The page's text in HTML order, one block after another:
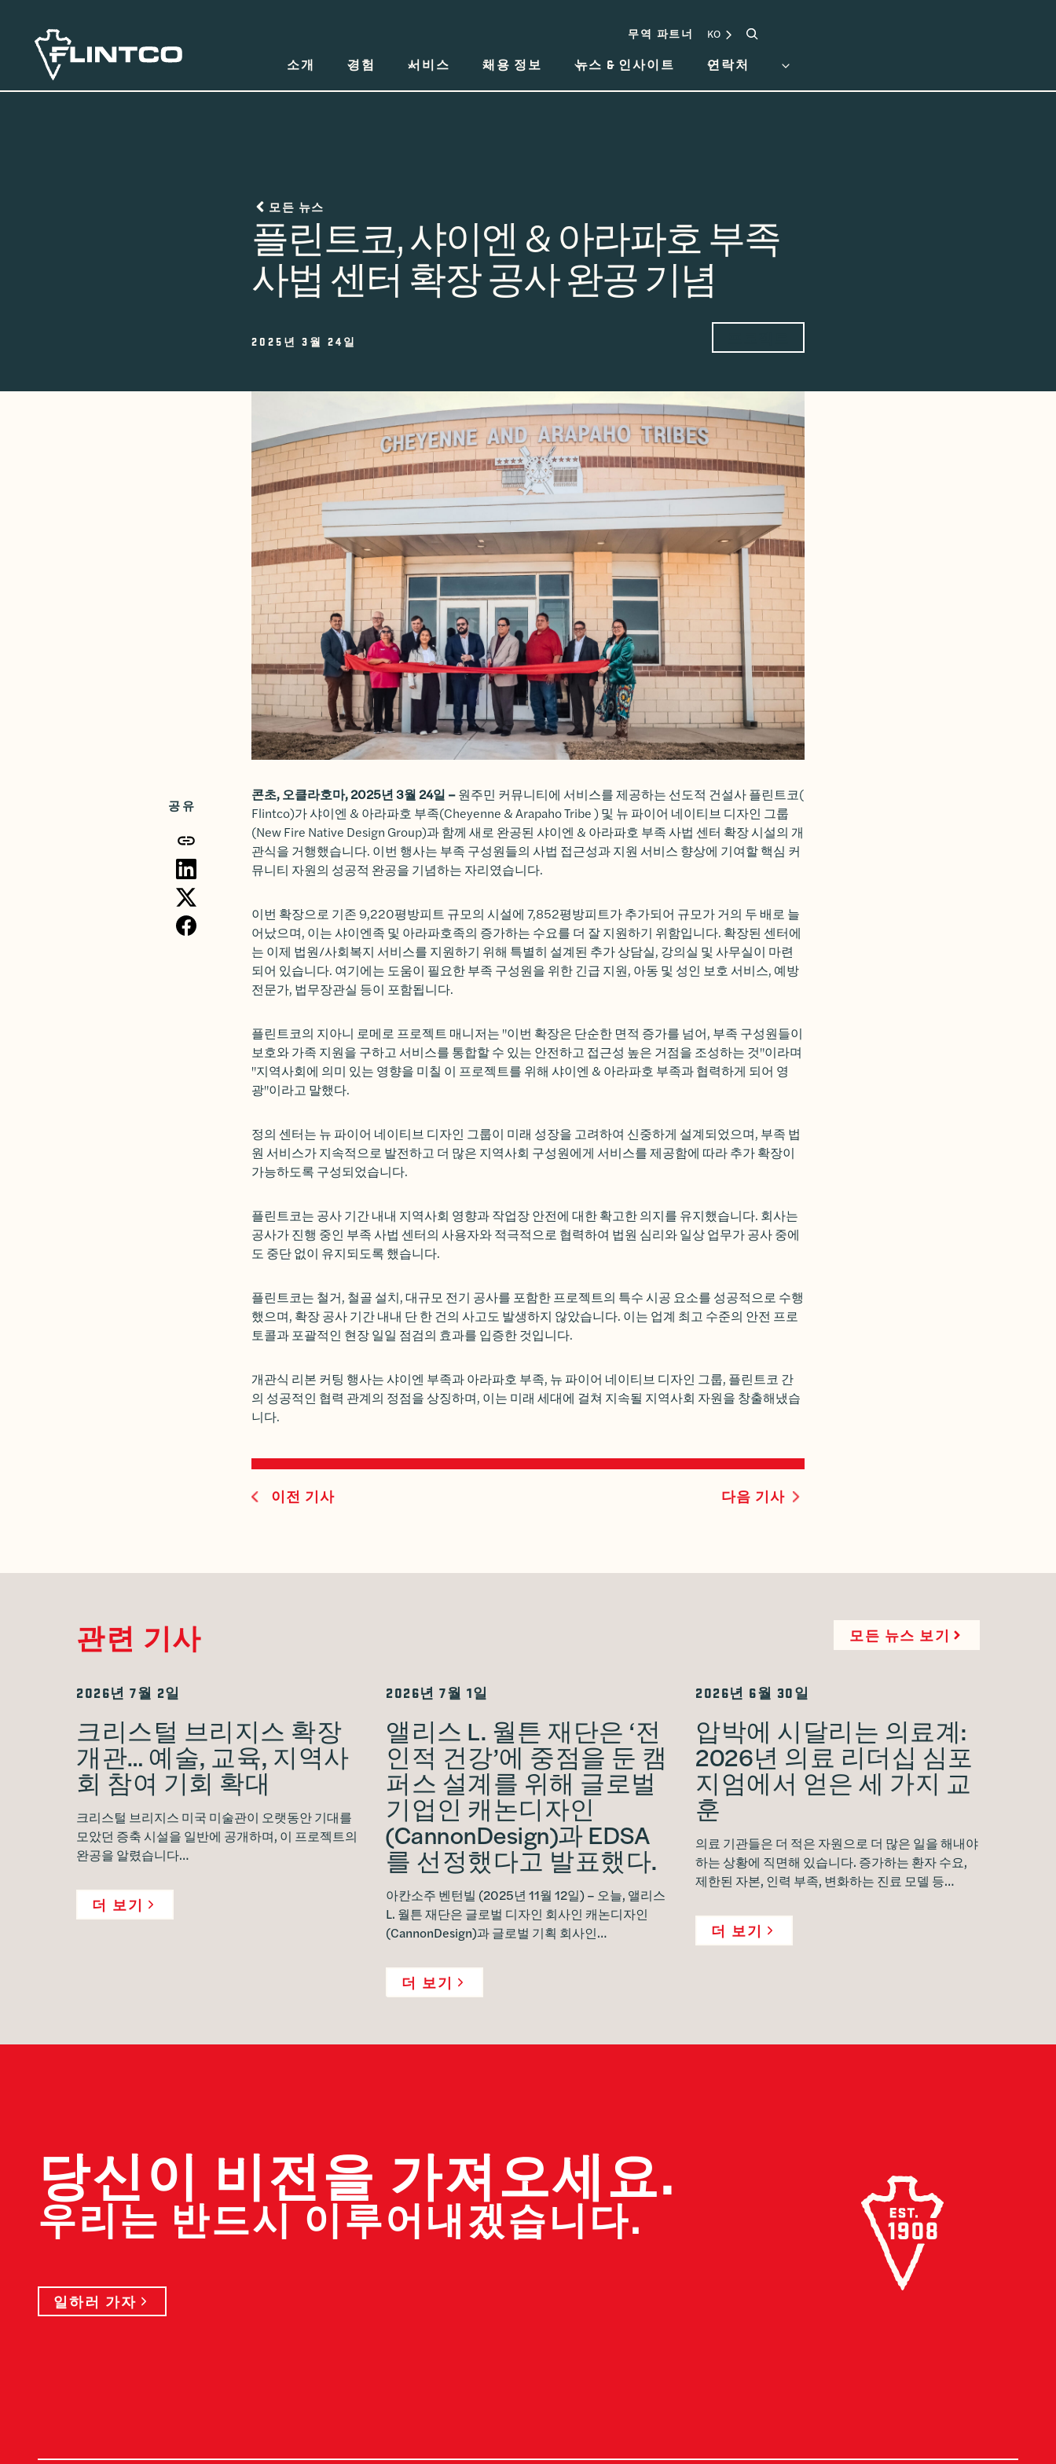
무역 파트너 KO검색
소개 경험 서비스 채용 정보 뉴스 & 인사이트 연락처
모든 뉴스
플린트코, 샤이엔 & 아라파호 부족
사법 센터 확장 공사 완공 기념
2025년 3월 24일
공유
콘초, 오클라호마, 2025년 3월 24일 –원주민 커뮤니티에 서비스를 제공하는 선도적 건설사플린트코(
Flintco)가샤이엔 & 아라파호 부족(Cheyenne & Arapaho Tribe) 및 뉴 파이어 네이티브 디자인 그룹
(New Fire Native Design Group)과 함께 새로 완공된 샤이엔 & 아라파호 부족 사법 센터 확장 시설의 개
관식을 거행했습니다. 이번 행사는 부족 구성원들의 사법 접근성과 지원 서비스 향상에 기여할 핵심 커
뮤니티 자원의 성공적 완공을 기념하는 자리였습니다.
이번 확장으로 기존 9,220평방피트 규모의 시설에 7,852평방피트가 추가되어 규모가 거의 두 배로 늘
어났으며, 이는 샤이엔족 및 아라파호족의 증가하는 수요를 더 잘 지원하기 위함입니다. 확장된 센터에
는 이제 법원/사회복지 서비스를 지원하기 위해 특별히 설계된 추가 상담실, 강의실 및 사무실이 마련
되어 있습니다. 여기에는 도움이 필요한 부족 구성원을 위한 긴급 지원, 아동 및 성인 보호 서비스, 예방
전문가, 법무장관실 등이 포함됩니다.
플린트코의 지아니 로메로 프로젝트 매니저는 "이번 확장은 단순한 면적 증가를 넘어, 부족 구성원들이
보호와 가족 지원을 구하고 서비스를 통합할 수 있는 안전하고 접근성 높은 거점을 조성하는 것"이라며
"지역사회에 의미 있는 영향을 미칠 이 프로젝트를 위해 샤이엔 & 아라파호 부족과 협력하게 되어 영
광"이라고 말했다.
정의 센터는 뉴 파이어 네이티브 디자인 그룹이 미래 성장을 고려하여 신중하게 설계되었으며, 부족 법
원 서비스가 지속적으로 발전하고 더 많은 지역사회 구성원에게 서비스를 제공함에 따라 추가 확장이
가능하도록 구성되었습니다.
플린트코는 공사 기간 내내 지역사회 영향과 작업장 안전에 대한 확고한 의지를 유지했습니다. 회사는
공사가 진행 중인 부족 사법 센터의 사용자와 적극적으로 협력하여 법원 심리와 일상 업무가 공사 중에
도 중단 없이 유지되도록 했습니다.
플린트코는 철거, 철골 설치, 대규모 전기 공사를 포함한 프로젝트의 특수 시공 요소를 성공적으로 수행
했으며, 확장 공사 기간 내내 단 한 건의 사고도 발생하지 않았습니다. 이는 업계 최고 수준의 안전 프로
토콜과 포괄적인 현장 일일 점검의 효과를 입증한 것입니다.
개관식 리본 커팅 행사는 샤이엔 부족과 아라파호 부족, 뉴 파이어 네이티브 디자인 그룹, 플린트코 간
의 성공적인 협력 관계의 정점을 상징하며, 이는 미래 세대에 걸쳐 지속될 지역사회 자원을 창출해냈습
니다.
이전 기사 다음 기사
관련 기사 모든 뉴스 보기
2026년 7월 2일
크리스털 브리지스 확장
개관… 예술, 교육, 지역사
회 참여 기회 확대
크리스털 브리지스 미국 미술관이 오랫동안 기대를
모았던 증축 시설을 일반에 공개하며, 이 프로젝트의
완공을 알렸습니다…
더 보기
2026년 7월 1일
앨리스 L. 월튼 재단은 ‘전
인적 건강’에 중점을 둔 캠
퍼스 설계를 위해 글로벌
기업인 캐논디자인
(CannonDesign)과 EDSA
를 선정했다고 발표했다.
아칸소주 벤턴빌 (2025년 11월 12일) – 오늘, 앨리스
L. 월튼 재단은 글로벌 디자인 회사인 캐논디자인
(CannonDesign)과 글로벌 기획 회사인…
더 보기
2026년 6월 30일
압박에 시달리는 의료계:
2026년 의료 리더십 심포
지엄에서 얻은 세 가지 교
훈
의료 기관들은 더 적은 자원으로 더 많은 일을 해내야
하는 상황에 직면해 있습니다. 증가하는 환자 수요,
제한된 자본, 인력 부족, 변화하는 진료 모델 등…
더 보기
당신이 비전을 가져오세요.
우리는 반드시 이루어내겠습니다.
일하러 가자